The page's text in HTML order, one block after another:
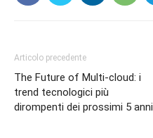
Articolo precedente
The Future of Multi-cloud: i
trend tecnologici più
dirompenti dei prossimi 5 anni